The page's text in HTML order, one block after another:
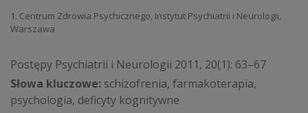
1. Centrum Zdrowia Psychicznego, Instytut Psychiatrii i Neurologii,
Warszawa
Postępy Psychiatrii i Neurologii 2011, 20(1): 63–67
Słowa kluczowe: schizofrenia, farmakoterapia,
psychologia, deficyty kognitywne